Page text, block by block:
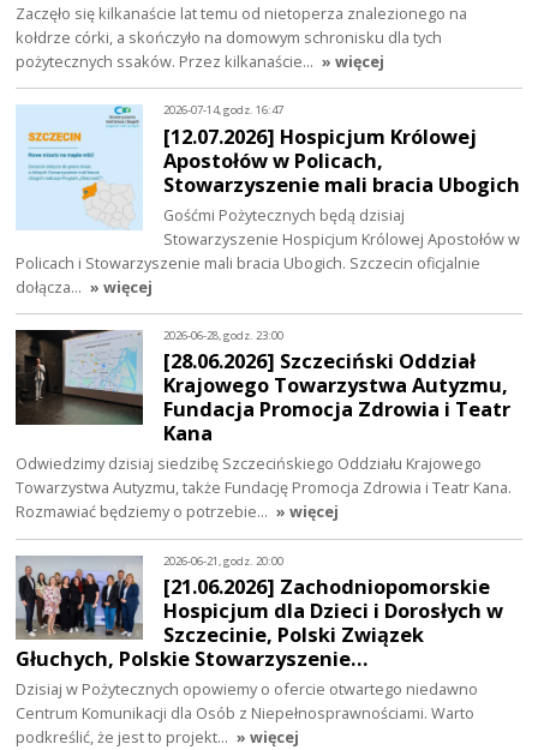
Zaczęło się kilkanaście lat temu od nietoperza znalezionego na
kołdrze córki, a skończyło na domowym schronisku dla tych
pożytecznych ssaków. Przez kilkanaście… » więcej
2026-07-14, godz. 16:47
[12.07.2026] Hospicjum Królowej
Apostołów w Policach,
Stowarzyszenie mali bracia Ubogich
Gośćmi Pożytecznych będą dzisiaj
Stowarzyszenie Hospicjum Królowej Apostołów w
Policach i Stowarzyszenie mali bracia Ubogich. Szczecin oficjalnie
dołącza… » więcej
2026-06-28, godz. 23:00
[28.06.2026] Szczeciński Oddział
Krajowego Towarzystwa Autyzmu,
Fundacja Promocja Zdrowia i Teatr
Kana
Odwiedzimy dzisiaj siedzibę Szczecińskiego Oddziału Krajowego
Towarzystwa Autyzmu, także Fundację Promocja Zdrowia i Teatr Kana.
Rozmawiać będziemy o potrzebie… » więcej
2026-06-21, godz. 20:00
[21.06.2026] Zachodniopomorskie
Hospicjum dla Dzieci i Dorosłych w
Szczecinie, Polski Związek
Głuchych, Polskie Stowarzyszenie…
Dzisiaj w Pożytecznych opowiemy o ofercie otwartego niedawno
Centrum Komunikacji dla Osób z Niepełnosprawnościami. Warto
podkreślić, że jest to projekt… » więcej